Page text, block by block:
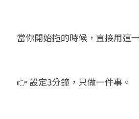
當你開始拖的時候，直接用這
👉 設定3分鐘，只做一件事。